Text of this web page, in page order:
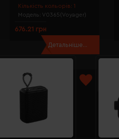
Кількість кольорів: 1
Модель: V0365(Voyager)
676.21 грн
Детальніше...